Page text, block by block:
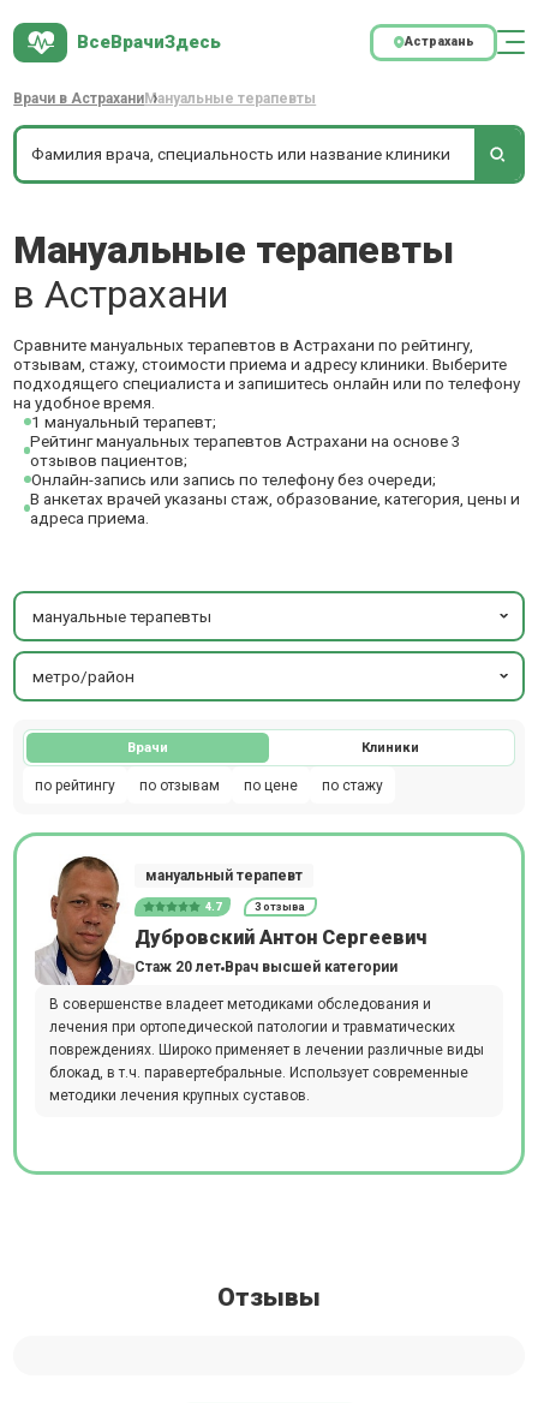
ВсеВрачиЗдесь Астрахань
Врачи в Астрахани Мануальные терапевты
Мануальные терапевты
в Астрахани
Сравните мануальных терапевтов в Астрахани по рейтингу,
отзывам, стажу, стоимости приема и адресу клиники. Выберите
подходящего специалиста и запишитесь онлайн или по телефону
на удобное время.
1 мануальный терапевт;
Рейтинг мануальных терапевтов Астрахани на основе 3
отзывов пациентов;
Онлайн-запись или запись по телефону без очереди;
В анкетах врачей указаны стаж, образование, категория, цены и
адреса приема.
мануальные терапевты
метро/район
Врачи Клиники
по рейтингу по отзывам по цене по стажу
мануальный терапевт
4.7 3 отзыва
Дубровский Антон Сергеевич
Стаж 20 лет Врач высшей категории
В совершенстве владеет методиками обследования и
лечения при ортопедической патологии и травматических
повреждениях. Широко применяет в лечении различные виды
блокад, в т.ч. паравертебральные. Использует современные
методики лечения крупных суставов.
Отзывы